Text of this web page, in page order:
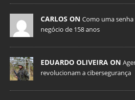
CARLOS ON Como uma
negócio de 158 anos
EDUARDO OLIVEIRA ON
revolucionam a cibersegurança